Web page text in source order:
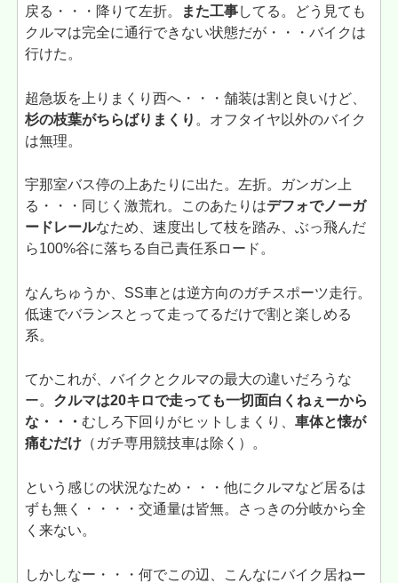
戻る・・・降りて左折。 また工事してる。どう見ても
クルマは完全に通行できない状態だが・・・バイクは
行けた。
超急坂を上りまくり西へ・・・舗装は割と良いけど、
杉の枝葉がちらばりまくり 。オフタイヤ以外のバイク
は無理。
宇那室バス停の上あたりに出た。左折。ガンガン上
る・・・同じく激荒れ。このあたりはデフォでノーガ
ードレールなため、速度出して枝を踏み、ぶっ飛んだ
ら100%谷に落ちる自己責任系ロード。
なんちゅうか、SS車とは逆方向のガチスポーツ走行。
低速でバランスとって走ってるだけで割と楽しめる
系。
てかこれが、バイクとクルマの最大の違いだろうな
ー。 クルマは20キロで走っても一切面白くねぇーから
な・・・ むしろ下回りがヒットしまくり、車体と懐が
痛むだけ （ガチ専用競技車は除く）。
という感じの状況なため・・・他にクルマなど居るは
ずも無く・・・・交通量は皆無。さっきの分岐から全
く来ない。
しかしなー・・・何でこの辺、こんなにバイク居ねー